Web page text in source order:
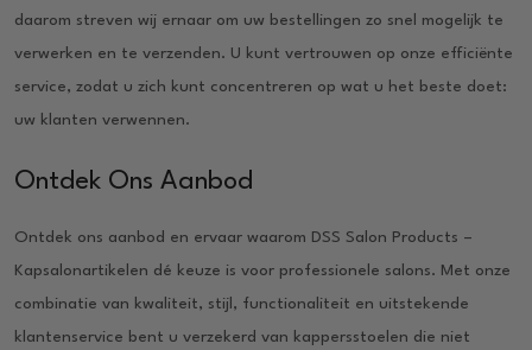
daarom streven wij ernaar om uw bestellingen zo snel mogelijk te
verwerken en te verzenden. U kunt vertrouwen op onze efficiënte
service, zodat u zich kunt concentreren op wat u het beste doet:
uw klanten verwennen.
Ontdek Ons Aanbod
Ontdek ons aanbod en ervaar waarom DSS Salon Products –
Kapsalonartikelen dé keuze is voor professionele salons. Met onze
combinatie van kwaliteit, stijl, functionaliteit en uitstekende
klantenservice bent u verzekerd van kappersstoelen die niet